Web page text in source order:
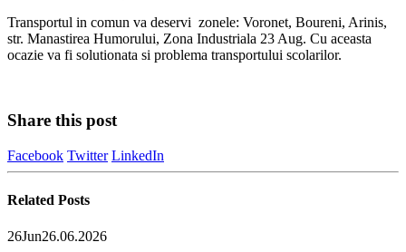
Transportul in comun va deservi zonele: Voronet, Boureni, Arinis,
str. Manastirea Humorului, Zona Industriala 23 Aug. Cu aceasta
ocazie va fi solutionata si problema transportului scolarilor.
Share this post
Facebook Twitter LinkedIn
Related Posts
26Jun26.06.2026